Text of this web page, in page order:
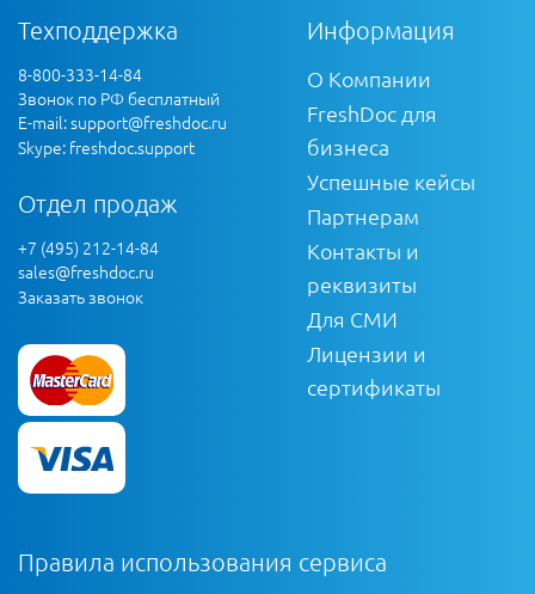
Техподдержка
8-800-333-14-84
Звонок по РФ бесплатный
E-mail:support@freshdoc.ru
Skype: freshdoc.support
Отдел продаж
+7 (495) 212-14-84
sales@freshdoc.ru
Заказать звонок
Информация
О Компании
FreshDoc для
бизнеса
Успешные кейсы
Партнерам
Контакты и
реквизиты
Для СМИ
Лицензии и
сертификаты
Правила использования сервиса